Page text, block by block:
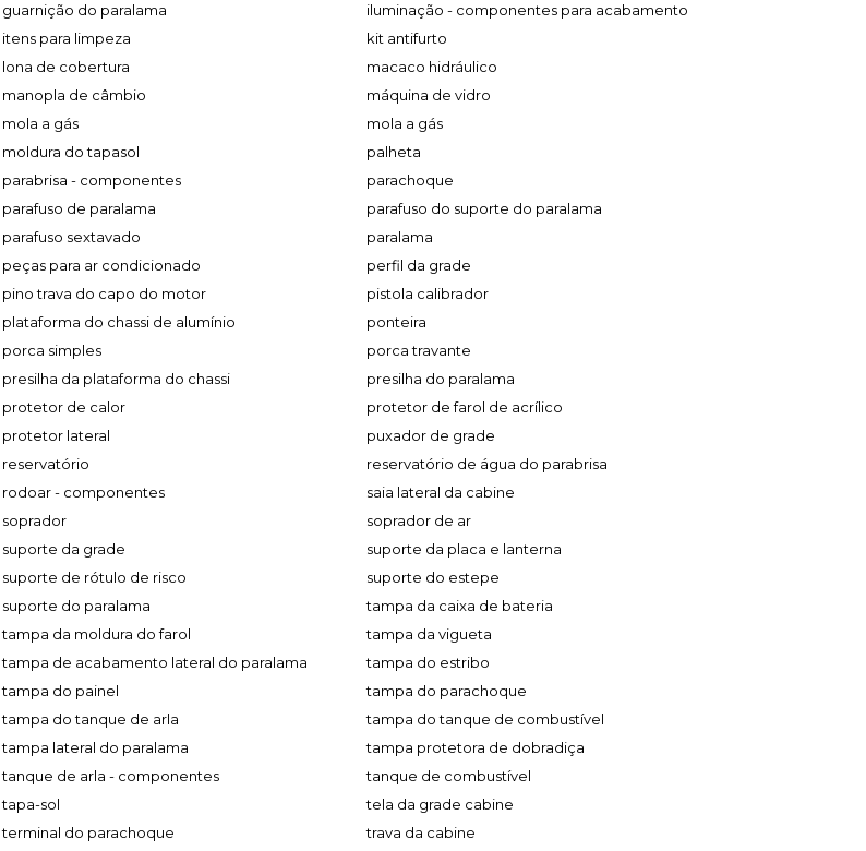
guarnição do paralama
iluminação - componentes para acabamento
itens para limpeza
kit antifurto
lona de cobertura
macaco hidráulico
manopla de câmbio
máquina de vidro
mola a gás
mola a gás
moldura do tapasol
palheta
parabrisa - componentes
parachoque
parafuso de paralama
parafuso do suporte do paralama
parafuso sextavado
paralama
peças para ar condicionado
perfil da grade
pino trava do capo do motor
pistola calibrador
plataforma do chassi de alumínio
ponteira
porca simples
porca travante
presilha da plataforma do chassi
presilha do paralama
protetor de calor
protetor de farol de acrílico
protetor lateral
puxador de grade
reservatório
reservatório de água do parabrisa
rodoar - componentes
saia lateral da cabine
soprador
soprador de ar
suporte da grade
suporte da placa e lanterna
suporte de rótulo de risco
suporte do estepe
suporte do paralama
tampa da caixa de bateria
tampa da moldura do farol
tampa da vigueta
tampa de acabamento lateral do paralama
tampa do estribo
tampa do painel
tampa do parachoque
tampa do tanque de arla
tampa do tanque de combustível
tampa lateral do paralama
tampa protetora de dobradiça
tanque de arla - componentes
tanque de combustível
tapa-sol
tela da grade cabine
terminal do parachoque
trava da cabine